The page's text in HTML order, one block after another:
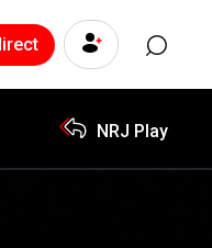
NRJ Play